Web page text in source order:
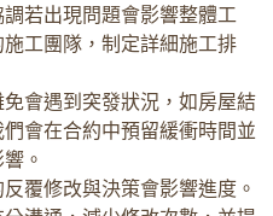
若出現問題會影響整體工
工團隊，制定詳細施工排
會遇到突發狀況，如房屋結
會在合約中預留緩衝時間並
。
覆修改與決策會影響進度。